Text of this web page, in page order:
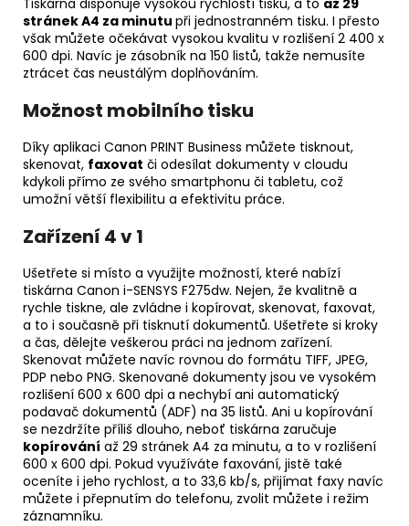
stránek A4 za minutu při jednostranném tisku. I přesto
však můžete očekávat vysokou kvalitu v rozlišení 2 400 x
600 dpi. Navíc je zásobník na 150 listů, takže nemusíte
ztrácet čas neustálým doplňováním.
Možnost mobilního tisku
Díky aplikaci Canon PRINT Business můžete tisknout,
skenovat, faxovat či odesílat dokumenty v cloudu
kdykoli přímo ze svého smartphonu či tabletu, což
umožní větší flexibilitu a efektivitu práce.
Zařízení 4 v 1
Ušetřete si místo a využijte možností, které nabízí
tiskárna Canon i-SENSYS F275dw. Nejen, že kvalitně a
rychle tiskne, ale zvládne i kopírovat, skenovat, faxovat,
a to i současně při tisknutí dokumentů. Ušetřete si kroky
a čas, dělejte veškerou práci na jednom zařízení.
Skenovat můžete navíc rovnou do formátu TIFF, JPEG,
PDP nebo PNG. Skenované dokumenty jsou ve vysokém
rozlišení 600 x 600 dpi a nechybí ani automatický
podavač dokumentů (ADF) na 35 listů. Ani u kopírování
se nezdržíte příliš dlouho, neboť tiskárna zaručuje
kopírování až 29 stránek A4 za minutu, a to v rozlišení
600 x 600 dpi. Pokud využíváte faxování, jistě také
oceníte i jeho rychlost, a to 33,6 kb/s, přijímat faxy navíc
můžete i přepnutím do telefonu, zvolit můžete i režim
záznamníku.